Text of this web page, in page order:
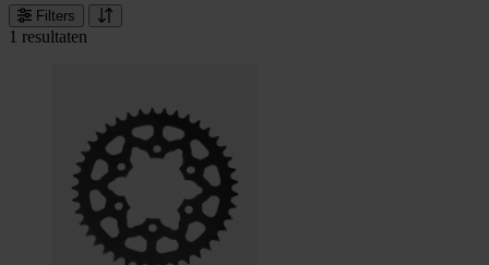
Filters
1 resultaten